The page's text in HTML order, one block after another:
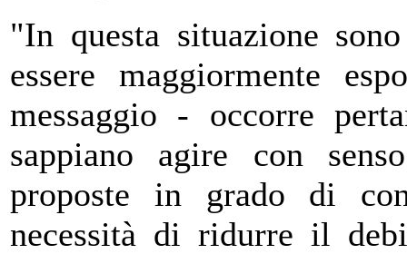
"In questa situazione
essere maggiormente
messaggio - occorre
sappiano agire con
proposte in grado di
necessità di ridurre il